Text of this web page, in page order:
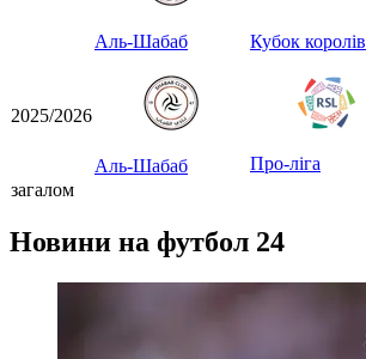
Аль-Шабаб Кубок королів
2025/2026
Аль-Шабаб Про-ліга
загалом
Новини на футбол 24